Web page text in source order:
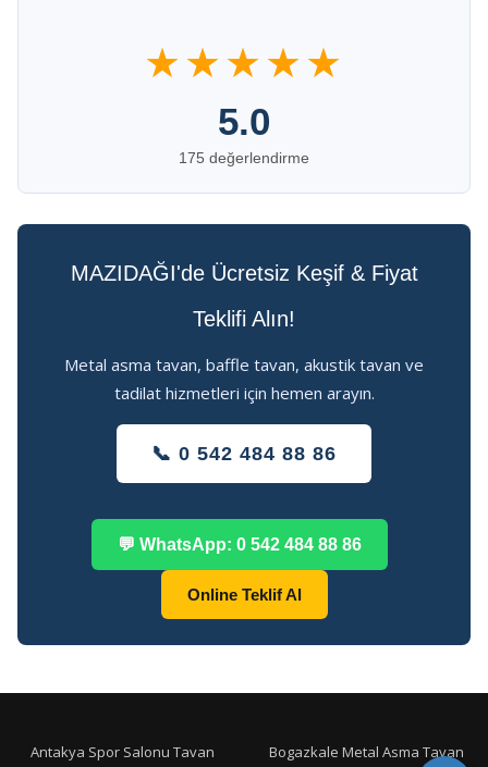
★★★★★
5.0
175 değerlendirme
MAZIDAĞI'de Ücretsiz Keşif & Fiyat
Teklifi Alın!
Metal asma tavan, baffle tavan, akustik tavan ve
tadilat hizmetleri için hemen arayın.
📞 0 542 484 88 86
💬 WhatsApp: 0 542 484 88 86
Online Teklif Al
Antakya Spor Salonu Tavan Bogazkale Metal Asma Tavan